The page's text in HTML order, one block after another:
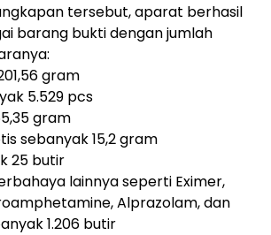
tersebut, aparat berhasil
barang bukti dengan jumlah
gram
5.529 pcs
gram
sebanyak 15,2 gram
25 butir
lainnya seperti Eximer,
Alprazolam, dan
1.206 butir